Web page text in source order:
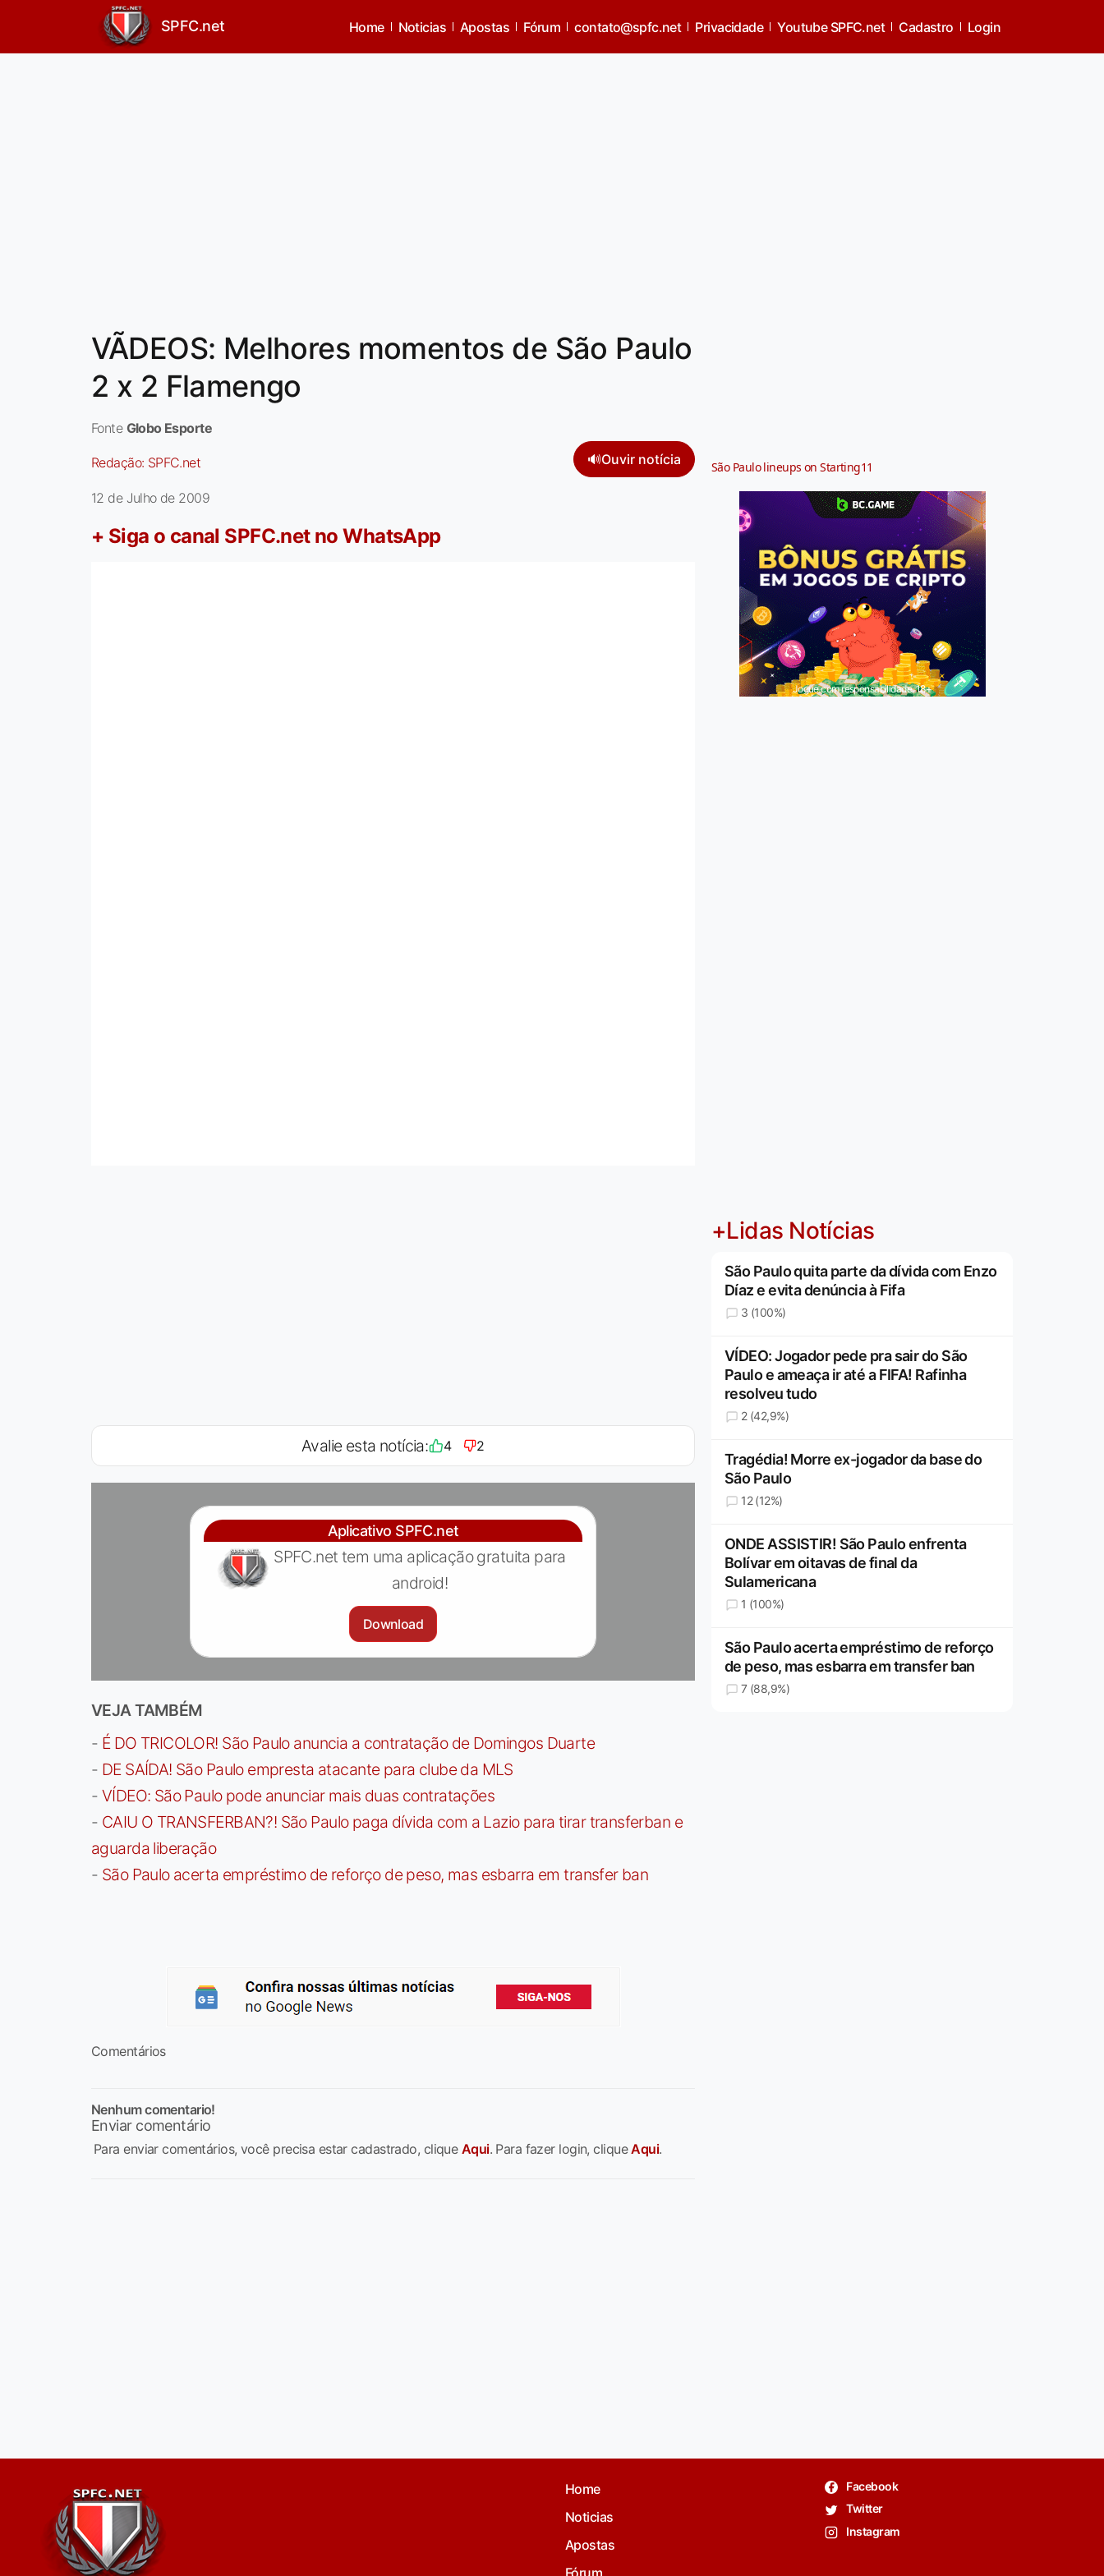
SPFC.net Home Noticias Apostas Fórum contato@spfc.net Privacidade Youtube SPFC.net Cadastro Login
VÃDEOS: Melhores momentos de São Paulo
2 x 2 Flamengo
Fonte Globo Esporte
Redação: SPFC.net 🔊Ouvir notícia
12 de Julho de 2009
+ Siga o canal SPFC.net no WhatsApp
Avalie esta notícia: 4 2
Aplicativo SPFC.net
SPFC.net tem uma aplicação gratuita para
android!
Download
VEJA TAMBÉM
- É DO TRICOLOR! São Paulo anuncia a contratação de Domingos Duarte
- DE SAÍDA! São Paulo empresta atacante para clube da MLS
- VÍDEO: São Paulo pode anunciar mais duas contratações
- CAIU O TRANSFERBAN?! São Paulo paga dívida com a Lazio para tirar transferban e
aguarda liberação
- São Paulo acerta empréstimo de reforço de peso, mas esbarra em transfer ban
Comentários
Nenhum comentario!
Enviar comentário
Para enviar comentários, você precisa estar cadastrado, clique Aqui. Para fazer login, cliqueAqui.
São Paulo lineups on Starting11
Jogue com responsabilidade. 18+
+Lidas Notícias
São Paulo quita parte da dívida com Enzo
Díaz e evita denúncia à Fifa
3 (100%)
VÍDEO: Jogador pede pra sair do São
Paulo e ameaça ir até a FIFA! Rafinha
resolveu tudo
2 (42,9%)
Tragédia! Morre ex-jogador da base do
São Paulo
12 (12%)
ONDE ASSISTIR! São Paulo enfrenta
Bolívar em oitavas de final da
Sulamericana
1 (100%)
São Paulo acerta empréstimo de reforço
de peso, mas esbarra em transfer ban
7 (88,9%)
Home
Noticias
Apostas
Facebook
Twitter
Instagram